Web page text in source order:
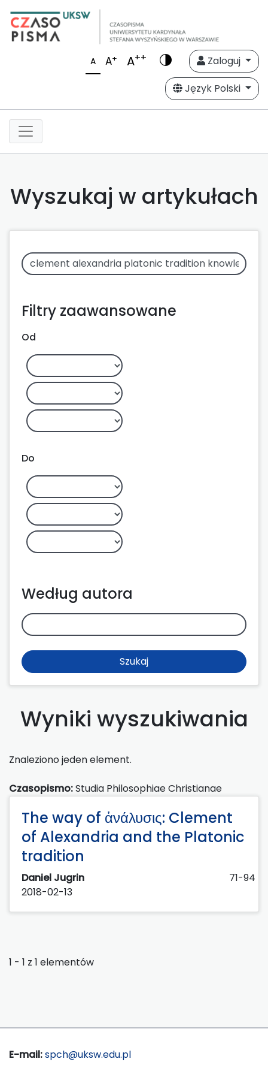
A A+ A++
Zaloguj
Język Polski
Wyszukaj w artykułach
Filtry zaawansowane
Od
Do
Według autora
Szukaj
Wyniki wyszukiwania
Znaleziono jeden element.
Czasopismo:Studia Philosophiae Christianae
The way of ἀνάλυσις: Clement
of Alexandria and the Platonic
tradition
Daniel Jugrin
71-94
2018-02-13
1 - 1 z 1 elementów
E-mail:spch@uksw.edu.pl